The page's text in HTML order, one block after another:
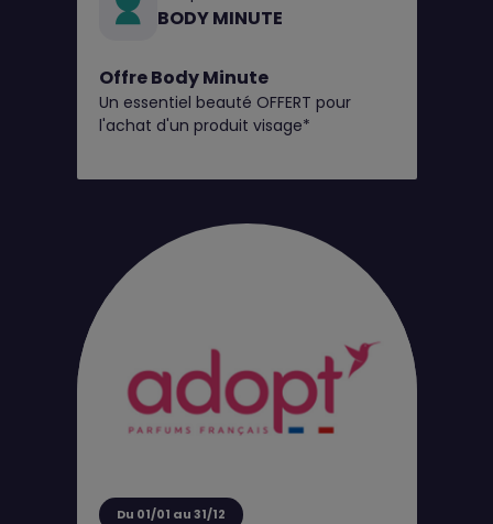
BODY MINUTE
Offre Body Minute
Un essentiel beauté OFFERT pour
l'achat d'un produit visage*
Du 01/01 au 31/12